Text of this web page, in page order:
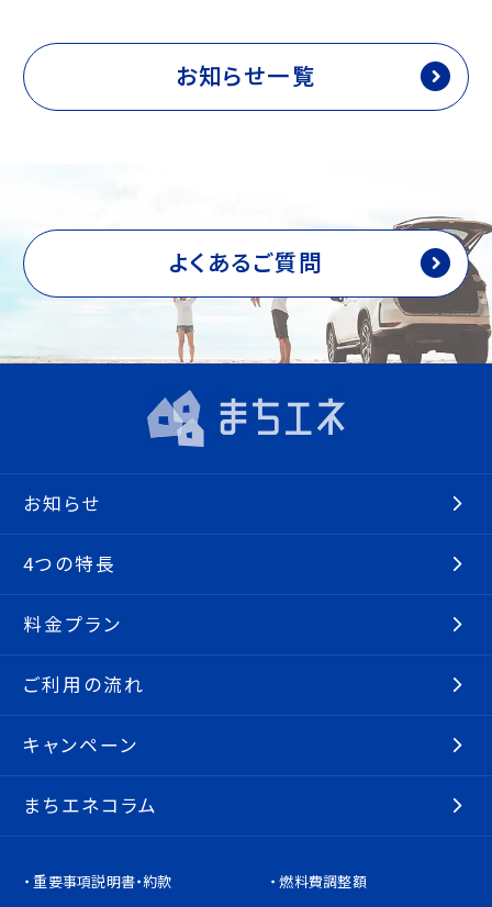
お知らせ一覧
よくあるご質問
お知らせ
4つの特長
料金プラン
ご利用の流れ
キャンペーン
まちエネコラム
重要事項説明書・約款 燃料費調整額